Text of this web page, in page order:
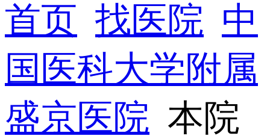
首页 找医院 中
国医科大学附属
盛京医院 本院